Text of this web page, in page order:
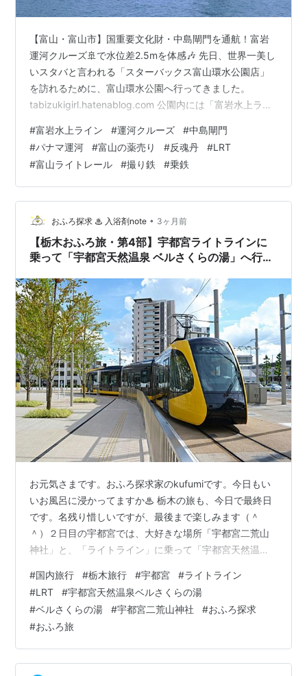
【富山・富山市】国重要文化財・中島閘門を通航！富岩
運河クルーズ🚢で水位差2.5mを体感🎶 先日、世界一美し
いスタバと言われる「スターバックス富山環水公園店」
を訪れるために、富山環水公園へ行ってきました。
tabizukigirl.hatenablog.com 公園内には「富岩水上ライ
ようになっていました。 この運河クルーズにはいくつか
の種類があり、それぞれに合わせたコースとタイムテー
ブルが用意されています。 公式サイトより A：環水公園
→中島閘門→岩瀬 ●路面電車片道乗車券付B：岩瀬→中島
閘門→環水公園 ●路面電車片道乗車券付C：環水公園→中
島…
#富岩水上ライン #運河クルーズ #中島閘門
#パナマ運河 #富山の薬売り #反魂丹 #LRT
#富山ライトレール #撮り鉄 #乗鉄
おふろ探求 ♨ 入浴剤note • 3ヶ月前
【栃木おふろ旅・第4部】宇都宮ライトラインに
乗って「宇都宮天然温泉 ベルさくらの湯」へ行っ
お元気さまです。おふろ探求家のkufumiです。今日もい
いお風呂に浸かってますか♨︎ 栃木の旅も、今日で最終日
です。名残り惜しいですが、最後まで楽しみます（＾
＾）２日目の宇都宮では、大好きな場所「宇都宮二荒山
神社」と、「ライトライン」に乗って「宇都宮天然温泉
ちら（第1部／第2部／第3部） 朝食ビュッフェは、大行
列からスタート ホテルクオリティの化粧水と、贅沢な入
浴剤をゲット！ チェックアウト 宇都宮二荒山神社（県有
形文化財） 「宇都宮ライトライン」初乗車！ 乗り心地
宇都宮天然温泉 ベルさくらの湯 旅のmemo ｜ 街歩きと
温泉、私らしい旅…
#国内旅行 #栃木旅行 #宇都宮 #ライトライン
#LRT #宇都宮天然温泉ベルさくらの湯
#ベルさくらの湯 #宇都宮二荒山神社 #おふろ探求
#おふろ旅